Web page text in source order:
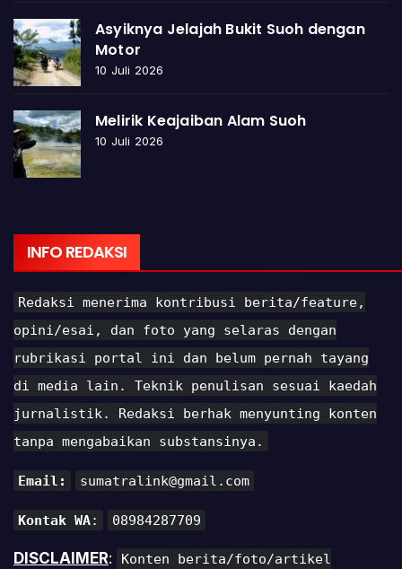
Asyiknya Jelajah Bukit Suoh dengan
Motor
10 Juli 2026
Melirik Keajaiban Alam Suoh
10 Juli 2026
INFO REDAKSI
Redaksi menerima kontribusi berita/feature,
opini/esai, dan foto yang selaras dengan
rubrikasi portal ini dan belum pernah tayang
di media lain. Teknik penulisan sesuai kaedah
jurnalistik. Redaksi berhak menyunting konten
tanpa mengabaikan substansinya.
Email: sumatralink@gmail.com
Kontak WA: 08984287709
DISCLAIMER:
Konten berita/foto/artikel